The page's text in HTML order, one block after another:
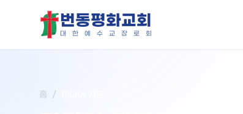
번동평화교회
대 한 예 수 교 장 로 회
홈 /